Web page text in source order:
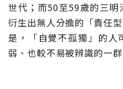
世代；而50至59歲的三
衍生出無人分擔的「責任
是，「自覺不孤獨」的人
弱、也較不易被辨識的一群